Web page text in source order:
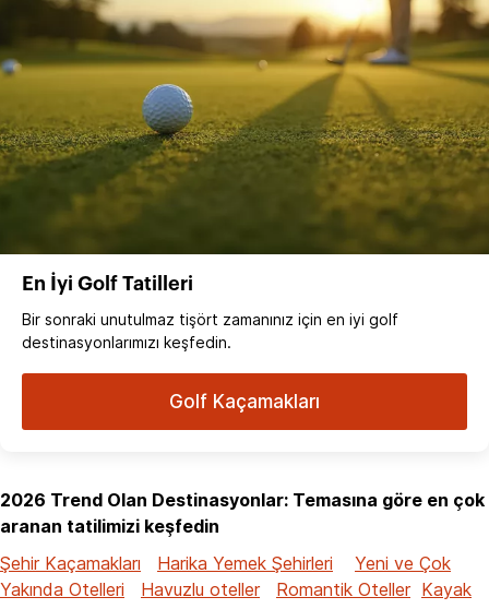
En İyi Golf Tatilleri
Bir sonraki unutulmaz tişört zamanınız için en iyi golf
destinasyonlarımızı keşfedin.
Golf Kaçamakları
2026 Trend Olan Destinasyonlar: Temasına göre en çok
aranan tatilimizi keşfedin
Şehir Kaçamakları
Harika Yemek Şehirleri
Yeni ve Çok
Yakında Otelleri
Havuzlu oteller Romantik Oteller Kayak